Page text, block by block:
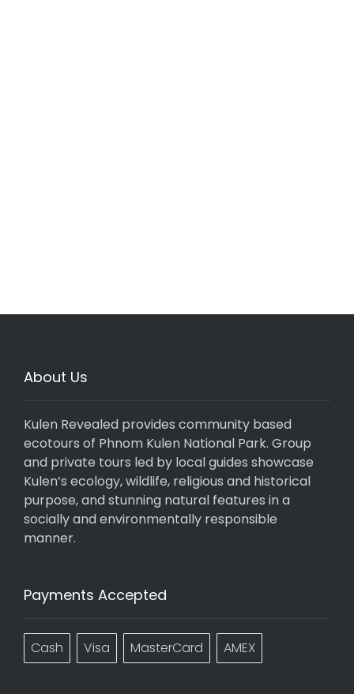
About Us
Kulen Revealed provides community based
ecotours of Phnom Kulen National Park. Group
and private tours led by local guides showcase
Kulen’s ecology, wildlife, religious and historical
purpose, and stunning natural features in a
socially and environmentally responsible
manner.
Payments Accepted
Cash Visa MasterCard AMEX